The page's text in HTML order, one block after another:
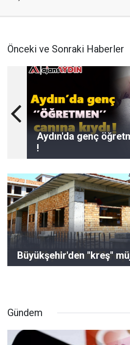
Önceki ve Sonraki Haberler
Aydın'da genç
!
Büyükşehir'den ''kreş''
Gündem